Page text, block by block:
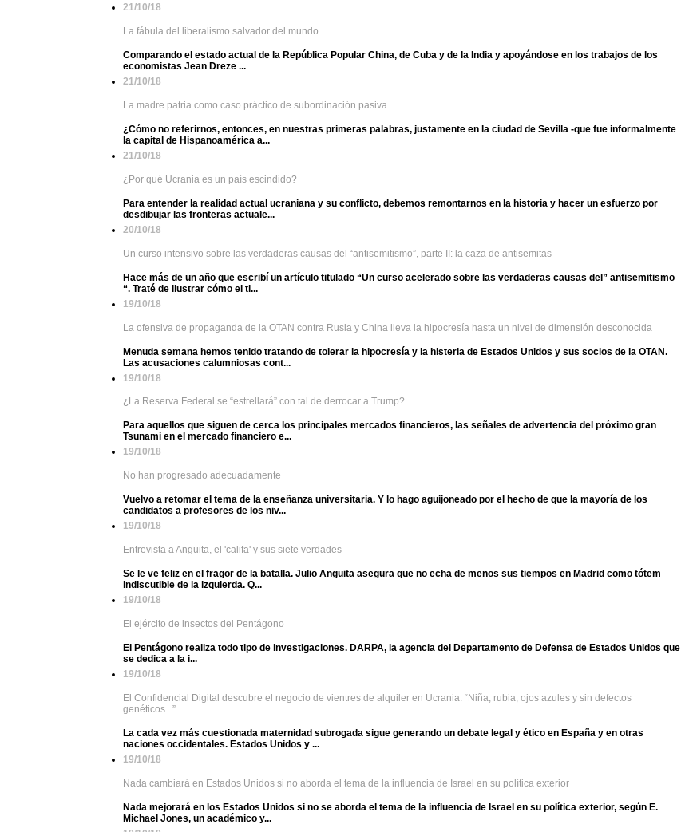
21/10/18
La fábula del liberalismo salvador del mundo
Comparando el estado actual de la República Popular China, de Cuba y de la India y apoyándose en los trabajos de los
economistas Jean Dreze ...
21/10/18
La madre patria como caso práctico de subordinación pasiva
¿Cómo no referirnos, entonces, en nuestras primeras palabras, justamente en la ciudad de Sevilla -que fue informalmente
la capital de Hispanoamérica a...
21/10/18
¿Por qué Ucrania es un país escindido?
Para entender la realidad actual ucraniana y su conflicto, debemos remontarnos en la historia y hacer un esfuerzo por
desdibujar las fronteras actuale...
20/10/18
Un curso intensivo sobre las verdaderas causas del “antisemitismo”, parte II: la caza de antisemitas
Hace más de un año que escribí un artículo titulado “Un curso acelerado sobre las verdaderas causas del” antisemitismo
“. Traté de ilustrar cómo el ti...
19/10/18
La ofensiva de propaganda de la OTAN contra Rusia y China lleva la hipocresía hasta un nivel de dimensión desconocida
Menuda semana hemos tenido tratando de tolerar la hipocresía y la histeria de Estados Unidos y sus socios de la OTAN.
Las acusaciones calumniosas cont...
19/10/18
¿La Reserva Federal se “estrellará” con tal de derrocar a Trump?
Para aquellos que siguen de cerca los principales mercados financieros, las señales de advertencia del próximo gran
Tsunami en el mercado financiero e...
19/10/18
No han progresado adecuadamente
Vuelvo a retomar el tema de la enseñanza universitaria. Y lo hago aguijoneado por el hecho de que la mayoría de los
candidatos a profesores de los niv...
19/10/18
Entrevista a Anguita, el 'califa' y sus siete verdades
Se le ve feliz en el fragor de la batalla. Julio Anguita asegura que no echa de menos sus tiempos en Madrid como tótem
indiscutible de la izquierda. Q...
19/10/18
El ejército de insectos del Pentágono
El Pentágono realiza todo tipo de investigaciones. DARPA, la agencia del Departamento de Defensa de Estados Unidos que
se dedica a la i...
19/10/18
El Confidencial Digital descubre el negocio de vientres de alquiler en Ucrania: “Niña, rubia, ojos azules y sin defectos
genéticos...”
La cada vez más cuestionada maternidad subrogada sigue generando un debate legal y ético en España y en otras
naciones occidentales. Estados Unidos y ...
19/10/18
Nada cambiará en Estados Unidos si no aborda el tema de la influencia de Israel en su política exterior
Nada mejorará en los Estados Unidos si no se aborda el tema de la influencia de Israel en su política exterior, según E.
Michael Jones, un académico y...